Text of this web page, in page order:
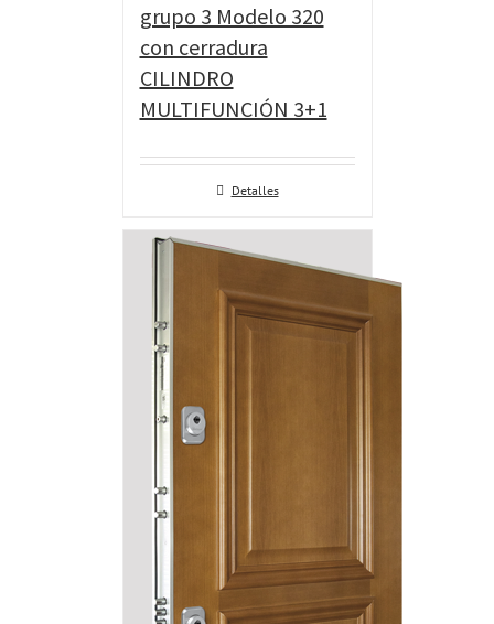
grupo 3 Modelo 320
con cerradura
CILINDRO
MULTIFUNCIÓN 3+1
Detalles